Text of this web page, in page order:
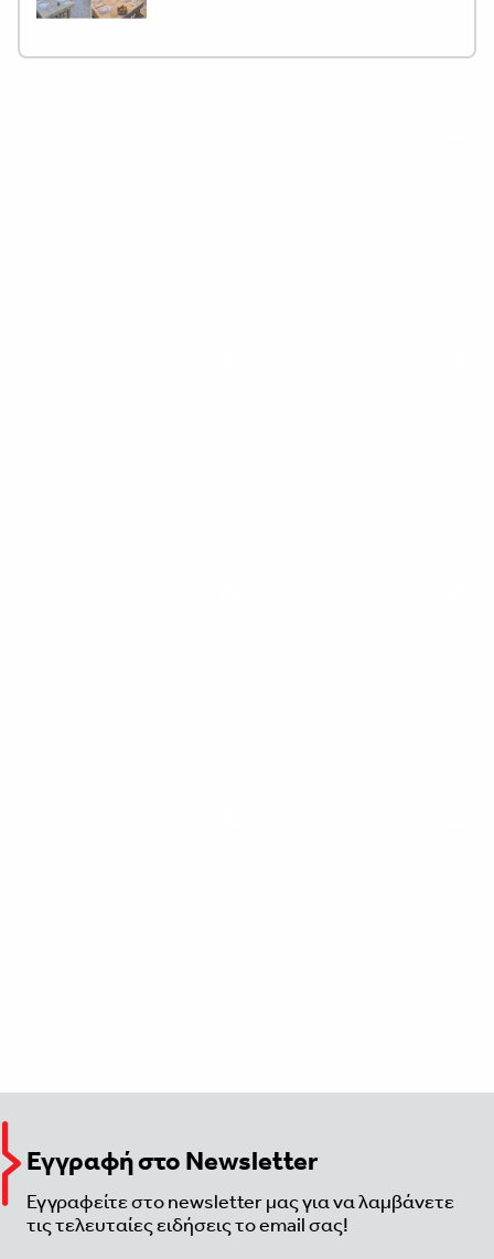
Εγγραφή στο Newsletter
Εγγραφείτε στο newsletter μας για να λαμβάνετε
τις τελευταίες ειδήσεις το email σας!